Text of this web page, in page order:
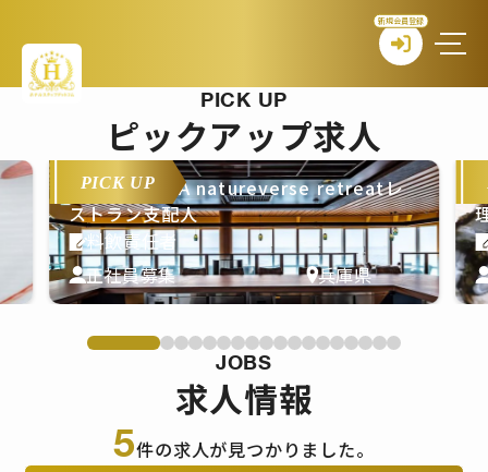
新規会員登録
PICK UP
ピックアップ求人
PICK UP
THE PASONA natureverse retreatレ
ストラン支配人
料飲責任者
正社員募集
兵庫県
JOBS
求人情報
5件の求人が見つかりました。